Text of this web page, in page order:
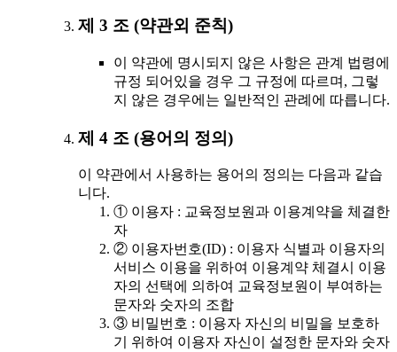
제 3 조 (약관외 준칙)
이 약관에 명시되지 않은 사항은 관계 법령에
규정 되어있을 경우 그 규정에 따르며, 그렇
지 않은 경우에는 일반적인 관례에 따릅니다.
제 4 조 (용어의 정의)
이 약관에서 사용하는 용어의 정의는 다음과 같습
니다.
① 이용자 : 교육정보원과 이용계약을 체결한
자
② 이용자번호(ID) : 이용자 식별과 이용자의
서비스 이용을 위하여 이용계약 체결시 이용
자의 선택에 의하여 교육정보원이 부여하는
문자와 숫자의 조합
③ 비밀번호 : 이용자 자신의 비밀을 보호하
기 위하여 이용자 자신이 설정한 문자와 숫자